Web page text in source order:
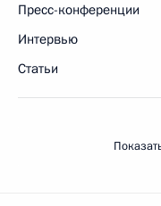
Пресс-конференции
Интервью
Статьи